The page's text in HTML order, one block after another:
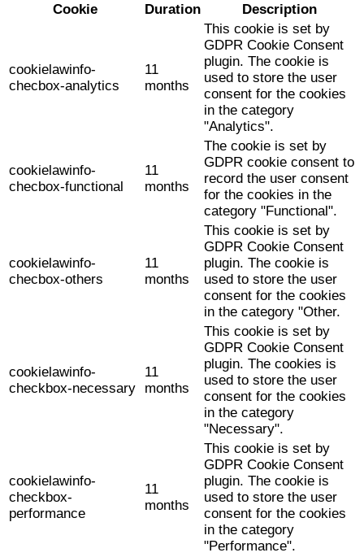
Cookie
Duration Description
cookielawinfo-
checbox-analytics
11
months
This cookie is set by
GDPR Cookie Consent
plugin. The cookie is
used to store the user
consent for the cookies
in the category
"Analytics".
cookielawinfo-
checbox-functional
11
months
The cookie is set by
GDPR cookie consent to
record the user consent
for the cookies in the
category "Functional".
cookielawinfo-
checbox-others
11
months
This cookie is set by
GDPR Cookie Consent
plugin. The cookie is
used to store the user
consent for the cookies
in the category "Other.
cookielawinfo-
checkbox-necessary
11
months
This cookie is set by
GDPR Cookie Consent
plugin. The cookies is
used to store the user
consent for the cookies
in the category
"Necessary".
cookielawinfo-
checkbox-
performance
11
months
This cookie is set by
GDPR Cookie Consent
plugin. The cookie is
used to store the user
consent for the cookies
in the category
"Performance".